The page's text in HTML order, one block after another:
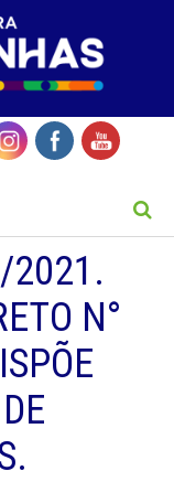
2021.
N°